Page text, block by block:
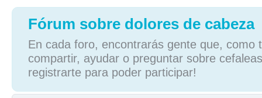
Fórum sobre dolores de cabeza
En cada foro, encontrarás gente que, como
compartir, ayudar o preguntar sobre
registrarte para poder participar!